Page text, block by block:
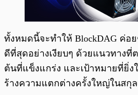
ทั้งหมดนี้จะทำให้ BlockDAG ค่อ
ดีที่สุดอย่างเงียบๆ ด้วยแนวทางที่
ต้นที่แข็งแกร่ง และเป้าหมายที่ยิ่ง
ร้างความแตกต่างครั้งใหญ่ในสกุ